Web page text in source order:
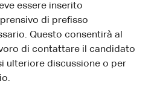
essere inserito
di prefisso
Questo consentirà al
di contattare il candidato
ulteriore discussione o per